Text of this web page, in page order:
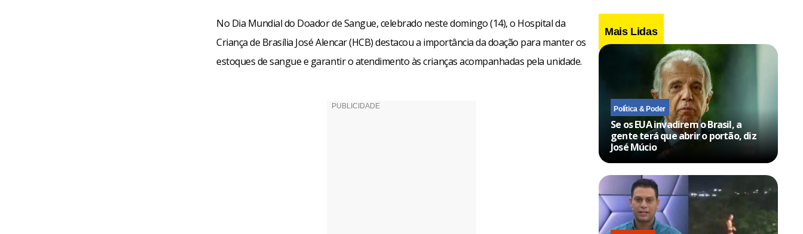
No Dia Mundial do Doador de Sangue, celebrado neste domingo (14), o Hospital da
Criança de Brasília José Alencar (HCB) destacou a importância da doação para manter os
estoques de sangue e garantir o atendimento às crianças acompanhadas pela unidade.
Mais Lidas
Política & Poder
Se os EUA invadirem o Brasil, a
gente terá que abrir o portão, diz
José Múcio